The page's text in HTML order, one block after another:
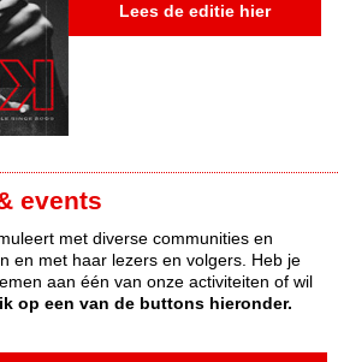
Lees de editie hier
events
met diverse communities en
en met haar lezers en volgers. Heb je
aan één van onze activiteiten of wil
op een van de buttons hieronder.